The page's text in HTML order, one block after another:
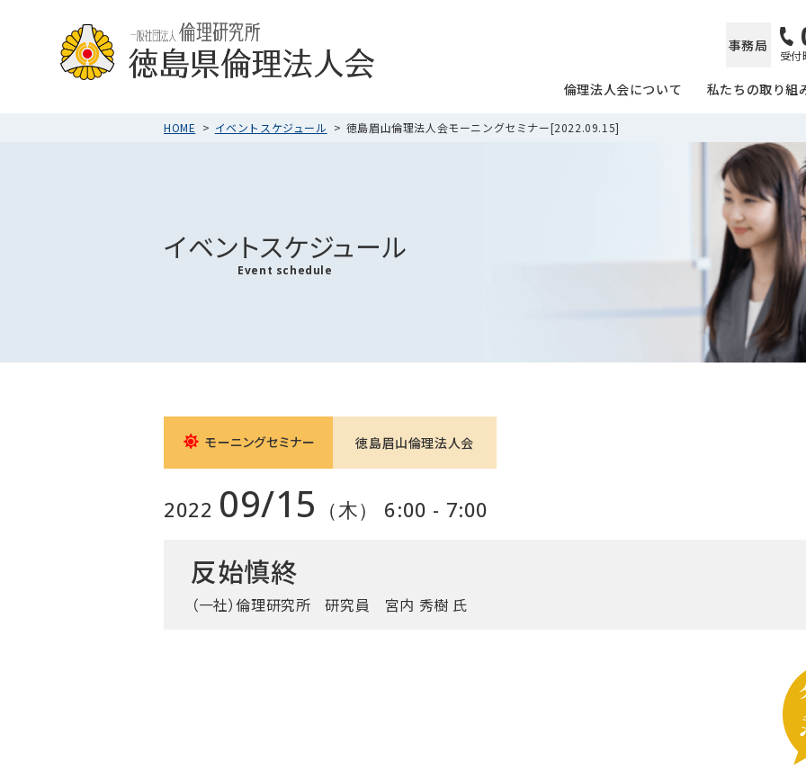
事務局
受付
倫理法人会について 私たちの取り組
HOME イベントスケジュール 徳島眉山倫理法人会モーニングセミナー[2022.09.15]
イベントスケジュール
Event schedule
モーニングセミナー 徳島眉山倫理法人会
2022 09/15 （木） 6:00 - 7:00
反始慎終
（一社）倫理研究所 研究員 宮内 秀樹 氏